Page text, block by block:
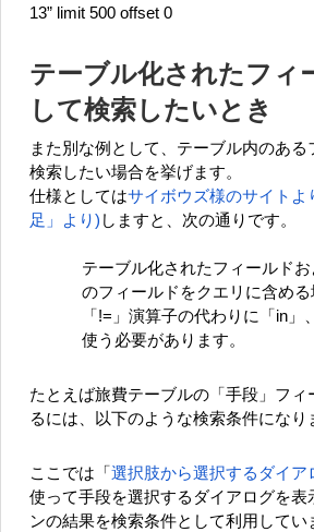
13” limit 500 offset 0
テーブル化されたフィ
して検索したいとき
また別な例として、テーブル内のある
検索したい場合を挙げます。
仕様としてはサイボウズ様のサイト
足」より) しますと、次の通りです。
テーブル化されたフィールド
のフィールドをクエリに含める
「!=」演算子の代わりに「in」
使う必要があります。
たとえば旅費テーブルの「手段」フィ
るには、以下のような検索条件になり
ここでは「 選択肢から選択するダイア
使って手段を選択するダイアログを表
ンの結果を検索条件として利用してい